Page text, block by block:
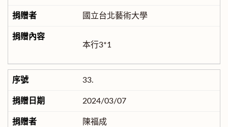
國立台北藝術大學
本行3*1
33.
2024/03/07
陳福成